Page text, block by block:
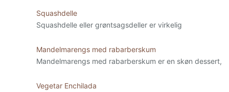
Squashdelle
Squashdelle eller grøntsagsdeller er virkelig
Mandelmarengs med rabarberskum
Mandelmarengs med rabarberskum er en skøn dessert,
Vegetar Enchilada